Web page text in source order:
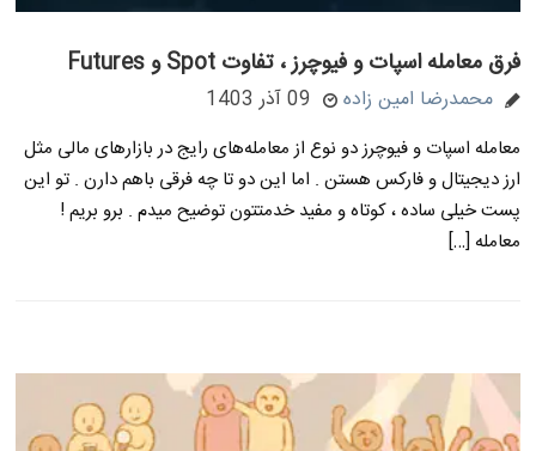
فرق معامله اسپات و فیوچرز ، تفاوت Spot و Futures
محمدرضا امین زاده 09 آذر 1403
معامله اسپات و فیوچرز دو نوع از معامله‌های رایج در بازارهای مالی مثل
ارز دیجیتال و فارکس هستن . اما این دو تا چه فرقی باهم دارن . تو این
پست خیلی ساده ، کوتاه و مفید خدمتتون توضیح میدم . برو بریم !
معامله […]